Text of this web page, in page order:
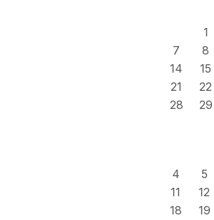
1
7
8
14
15
21
22
28
29
4
5
11
12
18
19